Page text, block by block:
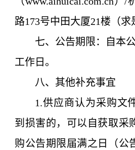
路173号中田大厦21楼（求
七、公告期限：自本
工作日。
八、其他补充事宜
1.供应商认为采购文
到损害的，可以自获取采
购公告期限届满之日（公